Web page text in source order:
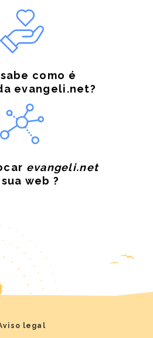
como é
evangeli.net?
evangeli.net
web ?
legal